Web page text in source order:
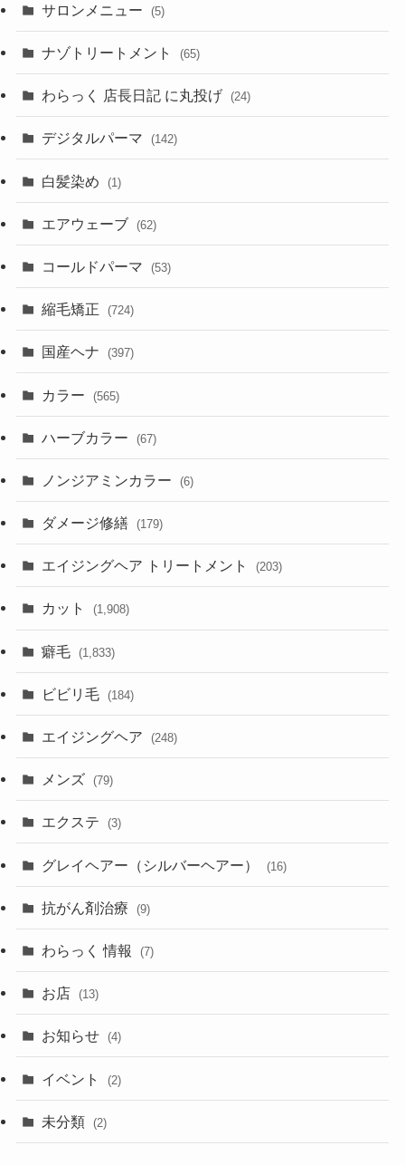
サロンメニュー (5)
ナゾトリートメント (65)
わらっく 店長日記 に丸投げ (24)
デジタルパーマ (142)
白髪染め (1)
エアウェーブ (62)
コールドパーマ (53)
縮毛矯正 (724)
国産ヘナ (397)
カラー (565)
ハーブカラー (67)
ノンジアミンカラー (6)
ダメージ修繕 (179)
エイジングヘア トリートメント (203)
カット (1,908)
癖毛 (1,833)
ビビリ毛 (184)
エイジングヘア (248)
メンズ (79)
エクステ (3)
グレイヘアー（シルバーヘアー） (16)
抗がん剤治療 (9)
わらっく 情報 (7)
お店 (13)
お知らせ (4)
イベント (2)
未分類 (2)